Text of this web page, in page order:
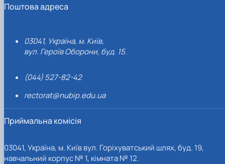
Поштова адреса
03041, Україна, м. Київ,
вул. Героїв Оборони, буд. 15.
(044) 527-82-42
rectorat@nubip.edu.ua
Приймальна комісія
03041, Україна, м. Київ вул. Горіхуватський шлях, буд. 19,
навчальний корпус № 1, кімната № 12.